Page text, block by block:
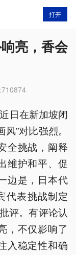
打开
亮，香会
710874
日在新加坡闭
”对比强烈。
全挑战，阐释
维护和平、促
边是，日本代
代表挑战制定
评。有评论认
，不仅影响了
入稳定性和确